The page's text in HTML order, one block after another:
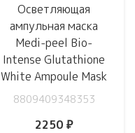
Осветляющая
ампульная маска
Medi-peel Bio-
Intense Glutathione
White Ampoule Mask
8809409348353
2250 ₽